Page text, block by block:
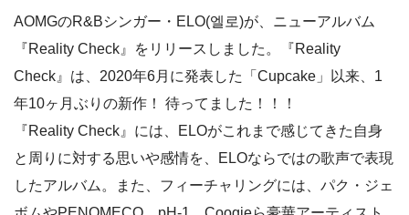
AOMGのR&Bシンガー・ELO(엘로)が、ニューアルバム
『Reality Check』をリリースしました。『Reality
Check』は、2020年6月に発表した「Cupcake」以来、1
年10ヶ月ぶりの新作！ 待ってました！！！
『Reality Check』には、ELOがこれまで感じてきた自身
と周りに対する思いや感情を、ELOならではの歌声で表現
したアルバム。また、フィーチャリングには、パク・ジェ